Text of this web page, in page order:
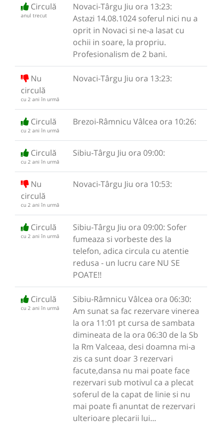
Circulă
anul trecut
Novaci-Târgu Jiu ora 13:23:
Astazi 14.08.1024 soferul nici nu a
oprit in Novaci si ne-a lasat cu
ochii in soare, la propriu.
Profesionalism de 2 bani.
Nu
circulă
cu 2 ani în urmă
Novaci-Târgu Jiu ora 13:23:
Circulă
cu 2 ani în urmă
Brezoi-Râmnicu Vâlcea ora 10:26:
Circulă
cu 2 ani în urmă
Sibiu-Târgu Jiu ora 09:00:
Nu
circulă
cu 2 ani în urmă
Novaci-Târgu Jiu ora 10:53:
Circulă
cu 2 ani în urmă
Sibiu-Târgu Jiu ora 09:00: Sofer
fumeaza si vorbeste des la
telefon, adica circula cu atentie
redusa - un lucru care NU SE
POATE!!
Circulă
cu 2 ani în urmă
Sibiu-Râmnicu Vâlcea ora 06:30:
Am sunat sa fac rezervare vinerea
la ora 11:01 pt cursa de sambata
dimineata de la ora 06:30 de la Sb
la Rm Valceaa, desi doamna mi-a
zis ca sunt doar 3 rezervari
facute,dansa nu mai poate face
rezervari sub motivul ca a plecat
soferul de la capat de linie si nu
mai poate fi anuntat de rezervari
ulterioare plecarii lui...